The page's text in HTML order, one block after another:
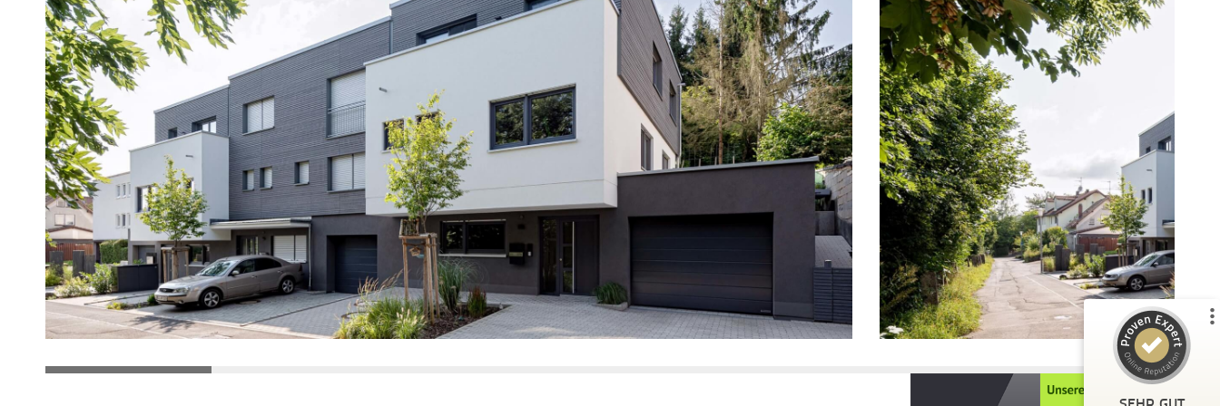
Kundenbewertungen und Erfahrungen zu
Schopf & Teig GmbH
100
%
Empfehlungen auf
ProvenExpert.com
SEHR GUT
4,65
/
5,00
2
Bewertungen auf
ProvenExpert.com
20
Bewertungen von
2
Blick aufs ProvenExpert-Profil werfen